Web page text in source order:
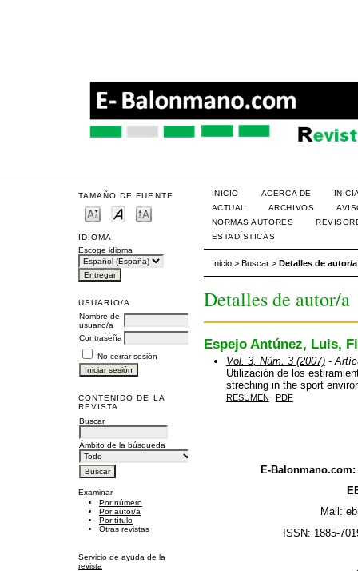
TAMAÑO DE FUENTE
IDIOMA
Escoge idioma
USUARIO/A
Nombre de
usuario/a
Contraseña
No cerrar sesión
CONTENIDO DE LA
REVISTA
Buscar
Ámbito de la búsqueda
Examinar
Por número
Por autor/a
Por título
Otras revistas
Servicio de ayuda de la
revista
INICIO ACERCA DE
ACTUAL
ARCHIVOS
NORMAS AUTORES
ESTADÍSTICAS
Inicio> Buscar> Detalles de autor/a
Detalles de autor/a
Espejo Antúnez, Luis,
Vol. 3, Núm. 3 (2007)-
Utilización de los
streching in the sport
RESUMEN PDF
E-
Mail:
ISSN: 1885-